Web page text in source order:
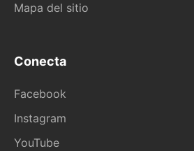
Mapa del sitio
Conecta
Facebook
Instagram
YouTube